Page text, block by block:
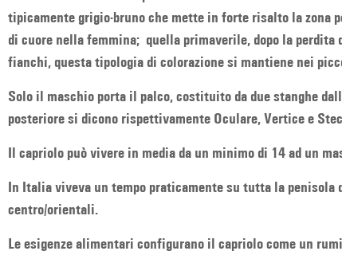
tipicamente grigio-bruno che mette in forte risalto la zona
di cuore nella femmina; quella primaverile, dopo la
fianchi, questa tipologia di colorazione si mantiene nei
Solo il maschio porta il palco, costituito da due stanghe
posteriore si dicono rispettivamente Oculare, Vertice e
Il capriolo può vivere in media da un minimo di 14 ad un
In Italia viveva un tempo praticamente su tutta la
centro/orientali.
Le esigenze alimentari configurano il capriolo come un